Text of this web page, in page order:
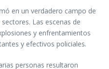
en un verdadero campo de
Las escenas de
y enfrentamientos
y efectivos policiales.
personas resultaron